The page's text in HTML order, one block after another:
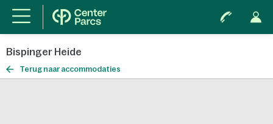
Bispinger Heide
Terug naar accommodaties